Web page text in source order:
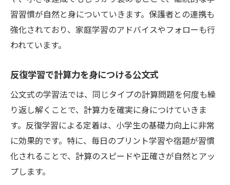
習習慣が自然と身についていきます。保護者との連携も
強化されており、家庭学習のアドバイスやフォローも行
われています。
反復学習で計算力を身につける公文式
公文式の学習法では、同じタイプの計算問題を何度も繰
り返し解くことで、計算力を確実に身につけていきま
す。反復学習による定着は、小学生の基礎力向上に非常
に効果的です。特に、毎日のプリント学習や宿題が習慣
化されることで、計算のスピードや正確さが自然とアッ
プします。